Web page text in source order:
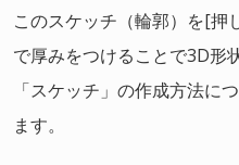
このスケッチ（輪郭）を[押
で厚みをつけることで3D形
「スケッチ」の作成方法に
ます。